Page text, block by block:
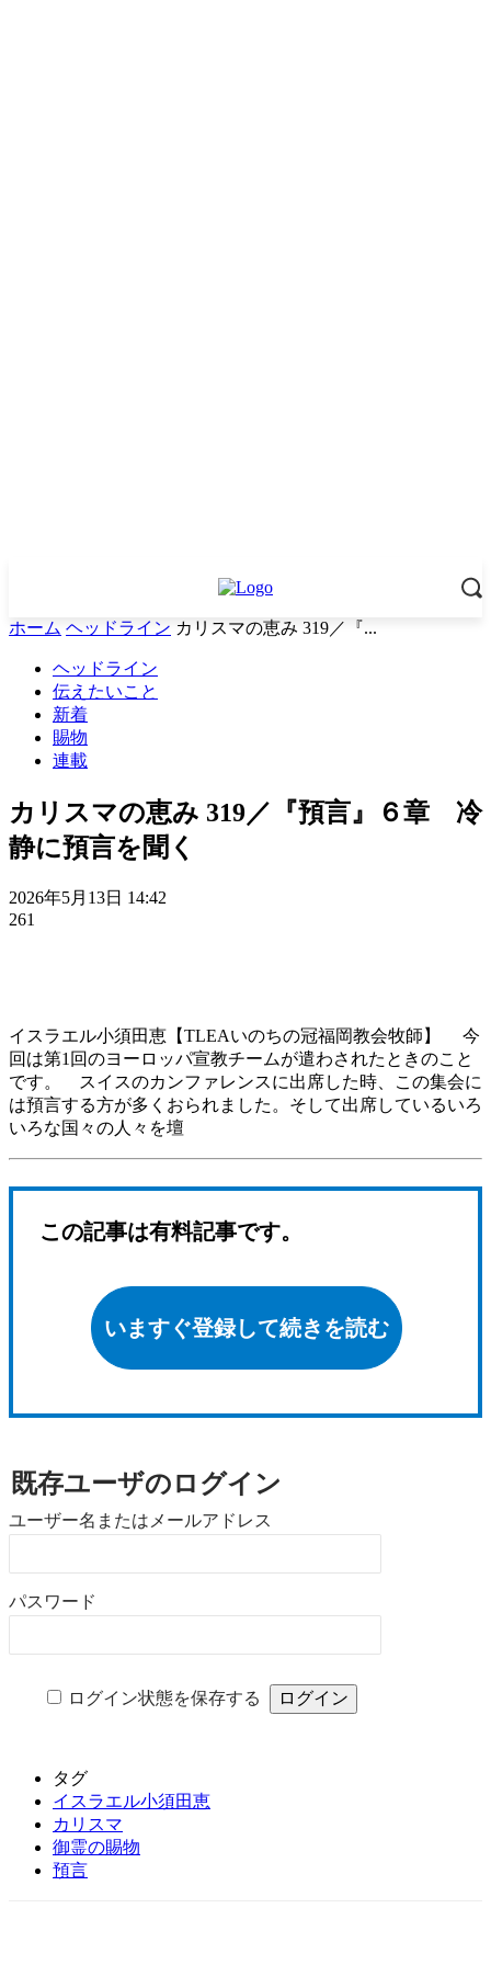
ホーム ヘッドライン カリスマの恵み 319／『...
ヘッドライン
伝えたいこと
新着
賜物
連載
カリスマの恵み 319／『預言』６章 冷
静に預言を聞く
2026年5月13日 14:42
261
イスラエル小須田恵【TLEAいのちの冠福岡教会牧師】 今
回は第1回のヨーロッパ宣教チームが遣わされたときのこと
です。 スイスのカンファレンスに出席した時、この集会に
は預言する方が多くおられました。そして出席しているいろ
いろな国々の人々を壇
この記事は有料記事です。
いますぐ登録して続きを読む
既存ユーザのログイン
ユーザー名またはメールアドレス
パスワード
ログイン状態を保存する
タグ
イスラエル小須田恵
カリスマ
御霊の賜物
預言